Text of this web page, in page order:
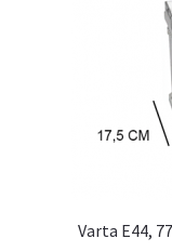
Varta E44,